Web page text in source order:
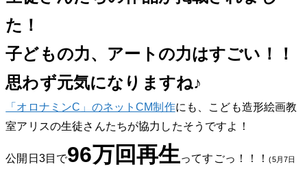
た！
子どもの力、アートの力はすごい！！
思わず元気になりますね♪
「オロナミンC」のネットCM制作にも、こども造形絵画教
室アリスの生徒さんたちが協力したそうですよ！
公開日3目で96万回再生ってすごっ！！！(5月7日